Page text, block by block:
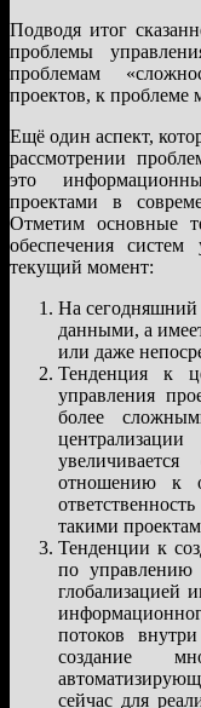
Подводя итог
проблемы
проблемам
проектов, к проблеме
Ещё один аспект,
рассмотрении
это
проектами в
Отметим основные
обеспечения
текущий момент:
На сегодняшний
данными, а
или даже
Тенденция к
управления
более
отношению к
такими
Тенденции к
по управлению
глобализацией
потоков
создание
сейчас для